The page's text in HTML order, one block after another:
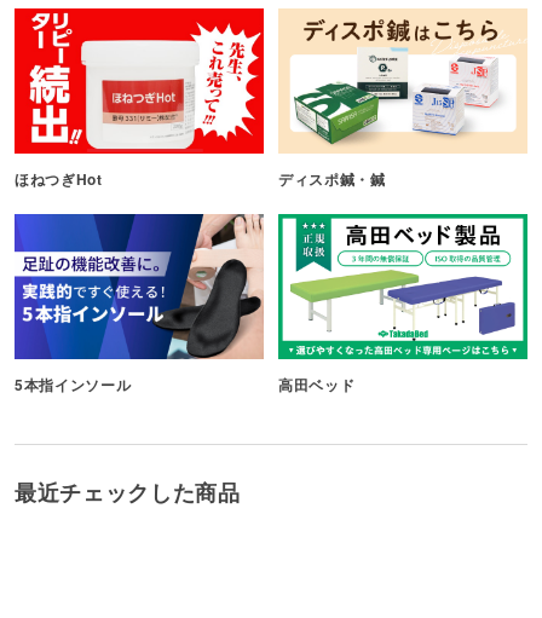
ほねつぎHot ディスポ鍼・鍼
5本指インソール 高田ベッド
最近チェックした商品